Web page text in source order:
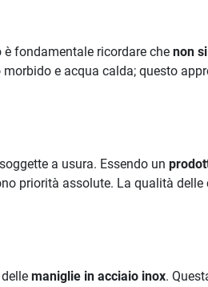
fondamentale ricordare che non
e acqua calda; questo
a usura. Essendo un
priorità assolute. La qualità delle
maniglie in acciaio inox.